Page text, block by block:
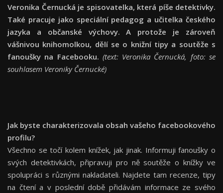
Veronika Černucká je spisovatelka, která píše detektivky.
Také pracuje jako speciální pedagog a učitelka českého
jazyka a občanské výchovy. A protože je zároveň
vášnivou knihomolkou, dělí se o knižní tipy a soutěže s
fanoušky na Facebooku. (text: Veronika Černucká, foto: se
souhlasem Veroniky Černucké)
Jak byste charakterizovala obsah vašeho facebookového
profilu?
Všechno se točí kolem knížek, jak jinak. Informuji fanoušky o
svých detektivkách, připravuji pro ně soutěže o knížky ve
spolupráci s různými nakladateli. Najdete tam recenze, tipy
na čtení a v poslední době přidávám informace ze svého